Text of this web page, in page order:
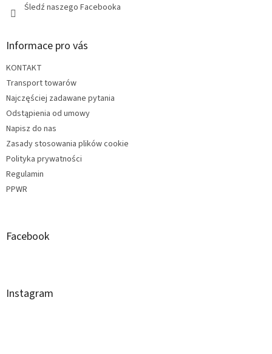
Śledź naszego Facebooka
Informace pro vás
KONTAKT
Transport towarów
Najczęściej zadawane pytania
Odstąpienia od umowy
Napisz do nas
Zasady stosowania plików cookie
Polityka prywatności
Regulamin
PPWR
Facebook
Instagram